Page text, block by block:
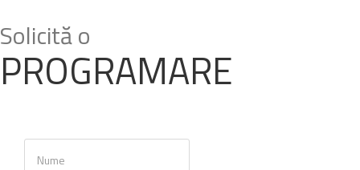
Solicită o
PROGRAMARE